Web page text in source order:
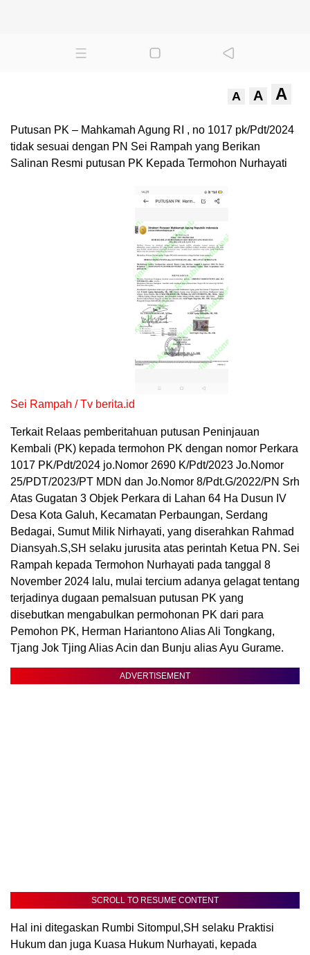
A A A
Putusan PK – Mahkamah Agung RI , no 1017 pk/Pdt/2024
tidak sesuai dengan PN Sei Rampah yang Berikan
Salinan Resmi putusan PK Kepada Termohon Nurhayati
Sei Rampah / Tv berita.id
Terkait Relaas pemberitahuan putusan Peninjauan
Kembali (PK) kepada termohon PK dengan nomor Perkara
1017 PK/Pdt/2024 jo.Nomor 2690 K/Pdt/2023 Jo.Nomor
25/PDT/2023/PT MDN dan Jo.Nomor 8/Pdt.G/2022/PN Srh
Atas Gugatan 3 Objek Perkara di Lahan 64 Ha Dusun IV
Desa Kota Galuh, Kecamatan Perbaungan, Serdang
Bedagai, Sumut Milik Nirhayati, yang diserahkan Rahmad
Diansyah.S,SH selaku jurusita atas perintah Ketua PN. Sei
Rampah kepada Termohon Nurhayati pada tanggal 8
November 2024 lalu, mulai tercium adanya gelagat tentang
terjadinya dugaan pemalsuan putusan PK yang
disebutkan mengabulkan permohonan PK dari para
Pemohon PK, Herman Hariantono Alias Ali Tongkang,
Tjang Jok Tjing Alias Acin dan Bunju alias Ayu Gurame.
ADVERTISEMENT
SCROLL TO RESUME CONTENT
Hal ini ditegaskan Rumbi Sitompul,SH selaku Praktisi
Hukum dan juga Kuasa Hukum Nurhayati, kepada